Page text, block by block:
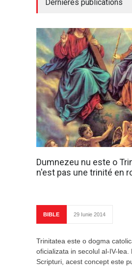
Dernières publications
Dumnezeu nu este o
n'est pas une trinité en
BIBLE 29 Iunie 2014
Trinitatea este o dogma
oficializata in secolul al-IV-lea.
Scripturi, acest concept este